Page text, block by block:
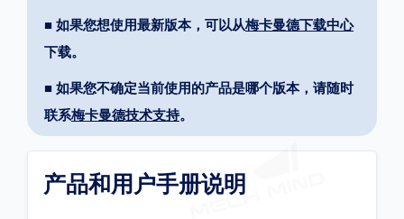
■ 如果您想使用最新版本，可以从梅卡曼德下载中心
下载。
■ 如果您不确定当前使用的产品是哪个版本，请随时
联系梅卡曼德技术支持。
产品和用户手册说明